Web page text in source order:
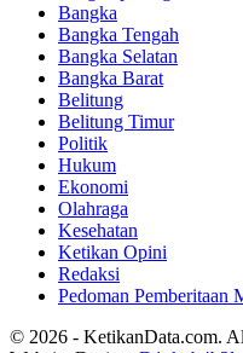
Bangka
Bangka Tengah
Bangka Selatan
Bangka Barat
Belitung
Belitung Timur
Politik
Hukum
Ekonomi
Olahraga
Kesehatan
Ketikan Opini
Redaksi
Pedoman Pemberitaan
© 2026 - KetikanData.com.